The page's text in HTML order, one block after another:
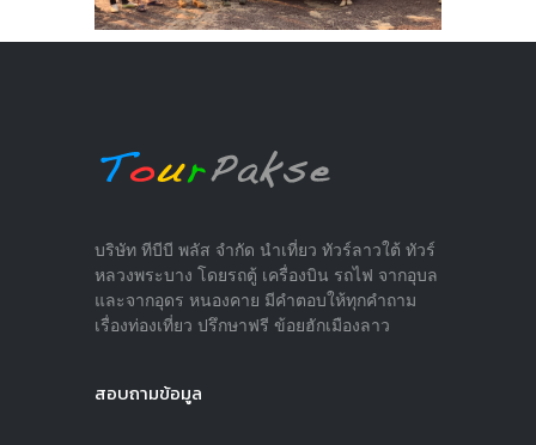
บริษัท ทีบีบี พลัส จำกัด นำเที่ยว ทัวร์ลาวใต้ ทัวร์
หลวงพระบาง โดยรถตู้ เครื่องบิน รถไฟ จากอุบล
และจากอุดร หนองคาย มีคำตอบให้ทุกคำถาม
เรื่องท่องเที่ยว ปรึกษาฟรี ข้อยฮักเมืองลาว
สอบถามข้อมูล